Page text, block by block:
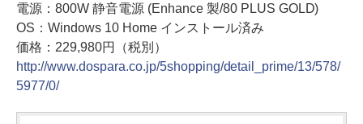
電源：800W 静音電源 (Enhance 製/80 PLUS GOLD)
OS：Windows 10 Home インストール済み
価格：229,980円（税別）
http://www.dospara.co.jp/5shopping/detail_prime/13/578/
5977/0/